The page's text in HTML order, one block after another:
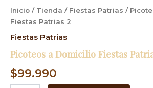
Inicio / Tienda / Fiestas Patrias /
Fiestas Patrias 2
Fiestas Patrias
Picoteos a Domicilio Fiestas
$99.990
Fiestas
Patrias
2
cantidad